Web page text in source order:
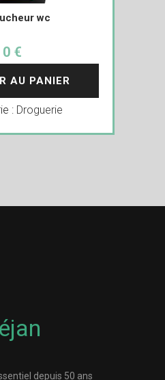
wc
0 €
AU PANIER
: Droguerie
depuis 50 ans